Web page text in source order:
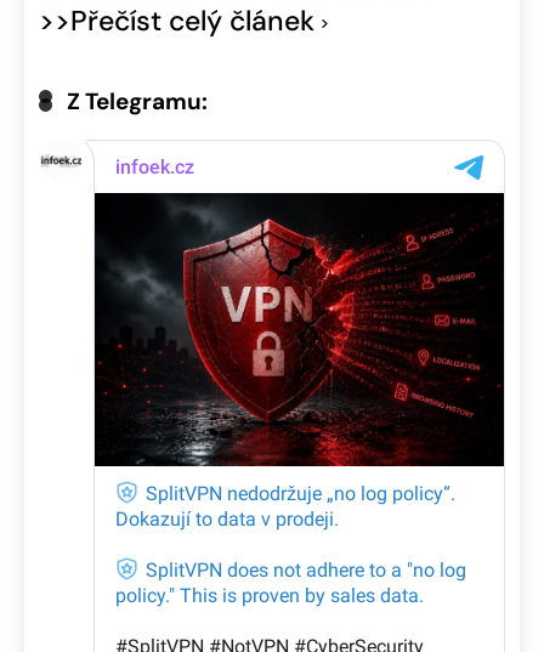
>>Přečíst celý článek
Z Telegramu: